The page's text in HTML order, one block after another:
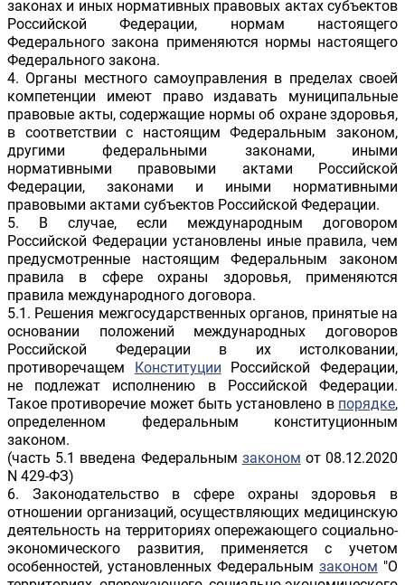
законах и иных нормативных правовых актах субъектов
Российской Федерации, нормам настоящего
Федерального закона применяются нормы настоящего
Федерального закона.
4. Органы местного самоуправления в пределах своей
компетенции имеют право издавать муниципальные
правовые акты, содержащие нормы об охране здоровья,
в соответствии с настоящим Федеральным законом,
другими федеральными законами, иными
нормативными правовыми актами Российской
Федерации, законами и иными нормативными
правовыми актами субъектов Российской Федерации.
5. В случае, если международным договором
Российской Федерации установлены иные правила, чем
предусмотренные настоящим Федеральным законом
правила в сфере охраны здоровья, применяются
правила международного договора.
5.1. Решения межгосударственных органов, принятые на
основании положений международных договоров
Российской Федерации в их истолковании,
противоречащем Конституции Российской Федерации,
не подлежат исполнению в Российской Федерации.
Такое противоречие может быть установлено в порядке,
определенном федеральным конституционным
законом.
(часть 5.1 введена Федеральным законом от 08.12.2020
N 429-ФЗ)
6. Законодательство в сфере охраны здоровья в
отношении организаций, осуществляющих медицинскую
деятельность на территориях опережающего социально-
экономического развития, применяется с учетом
особенностей, установленных Федеральным законом "О